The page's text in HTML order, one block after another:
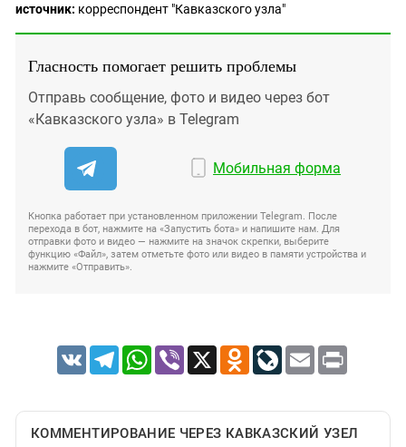
источник: корреспондент "Кавказского узла"
Гласность помогает решить проблемы
Отправь сообщение, фото и видео через бот
«Кавказского узла» в Telegram
Мобильная форма
Кнопка работает при установленном приложении Telegram. После
перехода в бот, нажмите на «Запустить бота» и напишите нам. Для
отправки фото и видео — нажмите на значок скрепки, выберите
функцию «Файл», затем отметьте фото или видео в памяти устройства и
нажмите «Отправить».
VK TelegramWhatsApp
Viber X Odnoklassniki
LiveJournal
Email Print
КОММЕНТИРОВАНИЕ ЧЕРЕЗ КАВКАЗСКИЙ УЗЕЛ